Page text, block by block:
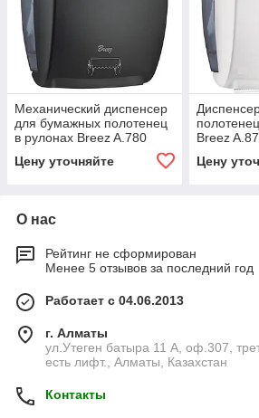
Механический диспенсер
для бумажных полотенец
в рулонах Breez A.780
Цену уточняйте
Breez
Цену
О нас
Рейтинг не сформирован
Менее 5 отзывов за последний год
Работает с 04.06.2013
г. Алматы
ул.Утеген батыра 11 А, оф.307,
есть лифт., Алматы, Казахстан
Контакты